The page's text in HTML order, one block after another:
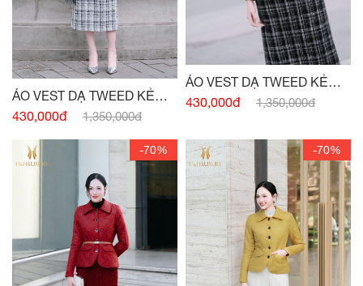
ÁO VEST DẠ TWEED KẺ
TRẮNG PHỐI
430,000đ 1,350,000đ
ÁO VEST DẠ TWEED KẺ
ĐEN PHỐI
430,000đ 1,350,000đ
-70% -70%